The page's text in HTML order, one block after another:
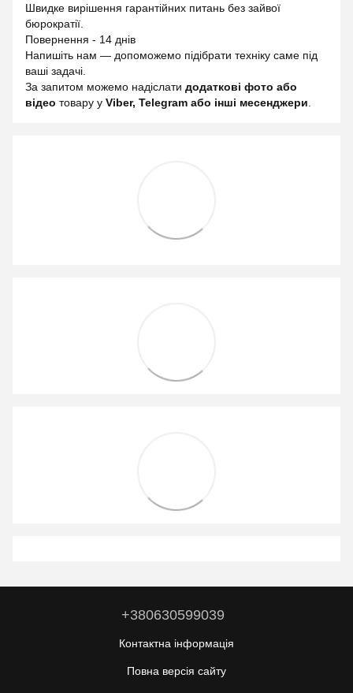
Швидке вирішення гарантійних питань без зайвої
бюрократії.
Повернення - 14 днів
Напишіть нам — допоможемо підібрати техніку саме під
ваші задачі.
За запитом можемо надіслати додаткові фото або
відео товару у Viber, Telegram або інші месенджери
+380630599039
Контактна інформація
Повна версія сайту